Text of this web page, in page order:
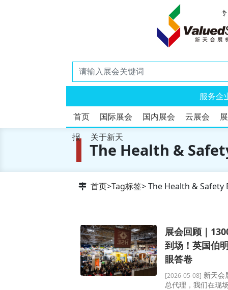
服务企
首页
国际展会 国内展会 云展会
报
关于新天
The Health &
首页>Tag标签> The Health & Safety
展会回顾｜
到场！英国伯
眼答卷
[2026-05-08] 新天会
总代理，我们在现